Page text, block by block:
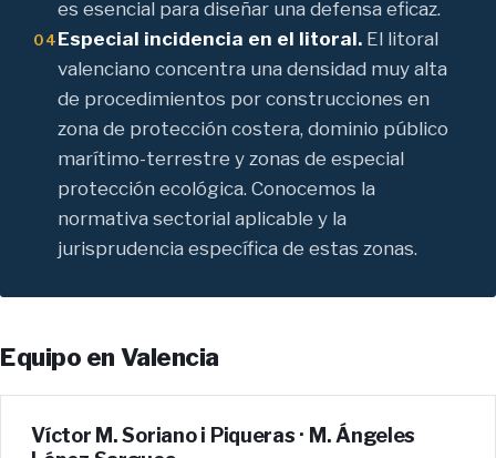
es esencial para diseñar una defensa eficaz.
04 Especial incidencia en el litoral.El litoral
valenciano concentra una densidad muy alta
de procedimientos por construcciones en
zona de protección costera, dominio público
marítimo-terrestre y zonas de especial
protección ecológica. Conocemos la
normativa sectorial aplicable y la
jurisprudencia específica de estas zonas.
Equipo en Valencia
Víctor M. Soriano i Piqueras · M. Ángeles